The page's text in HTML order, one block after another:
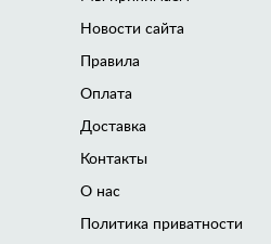
Новости сайта
Правила
Оплата
Доставка
Контакты
О нас
Политика приватности